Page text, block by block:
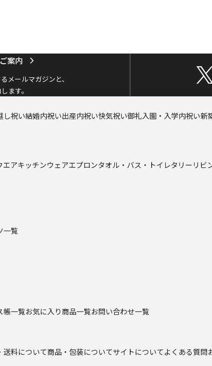
案内
メールマガジンと、
ます。
し祝い結婚内祝い出産内祝い快気祝い御礼入園・入学内祝い新
エアキッチンウェアエプロンタオル・バス・トイレタリー リビ
一覧
帳一覧お気に入り商品一覧お問い合わせ一覧
送料について商品・包装についてサイトについてよくある質問